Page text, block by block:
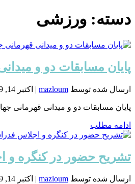
شمال
دسته: ورزشی
پایان مسابقات دو و
ارسال شده توسط mazloum
| اکتبر 14, 2019
پایان مسابقات دو و میدانی قهرمانی
ادامه مطلب
تشریح حضور در کنگره و
ارسال شده توسط mazloum اکتبر 14, 2019